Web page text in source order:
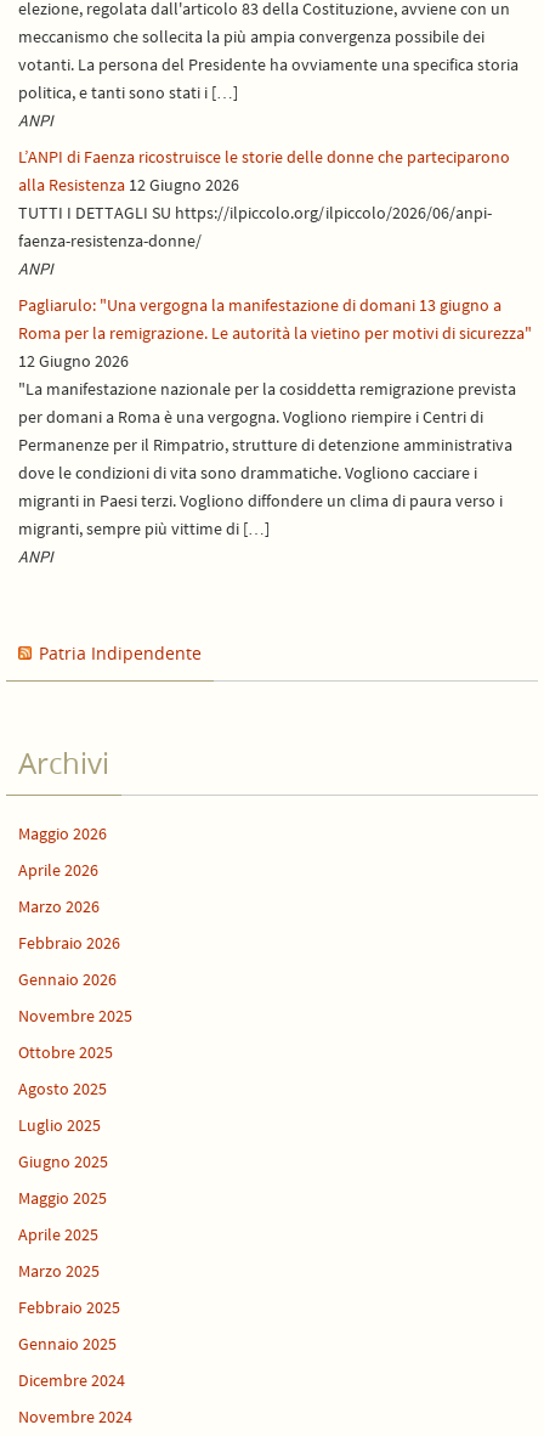
elezione, regolata dall'articolo 83 della Costituzione, avviene con un
meccanismo che sollecita la più ampia convergenza possibile dei
votanti. La persona del Presidente ha ovviamente una specifica storia
politica, e tanti sono stati i […]
ANPI
L’ANPI di Faenza ricostruisce le storie delle donne che parteciparono
alla Resistenza 12 Giugno 2026
TUTTI I DETTAGLI SU https://ilpiccolo.org/ilpiccolo/2026/06/anpi-
faenza-resistenza-donne/
ANPI
Pagliarulo: "Una vergogna la manifestazione di domani 13 giugno a
Roma per la remigrazione. Le autorità la vietino per motivi di sicurezza"
12 Giugno 2026
"La manifestazione nazionale per la cosiddetta remigrazione prevista
per domani a Roma è una vergogna. Vogliono riempire i Centri di
Permanenze per il Rimpatrio, strutture di detenzione amministrativa
dove le condizioni di vita sono drammatiche. Vogliono cacciare i
migranti in Paesi terzi. Vogliono diffondere un clima di paura verso i
migranti, sempre più vittime di […]
ANPI
Patria Indipendente
Archivi
Maggio 2026
Aprile 2026
Marzo 2026
Febbraio 2026
Gennaio 2026
Novembre 2025
Ottobre 2025
Agosto 2025
Luglio 2025
Giugno 2025
Maggio 2025
Aprile 2025
Marzo 2025
Febbraio 2025
Gennaio 2025
Dicembre 2024
Novembre 2024